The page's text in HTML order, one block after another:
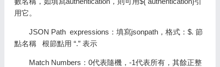
用它。
JSON Path expressions：填寫jsonpath，格式：$. 節
點名稱 根節點用 “.” 表示
Match Numbers：0代表隨機，-1代表所有，其餘正整